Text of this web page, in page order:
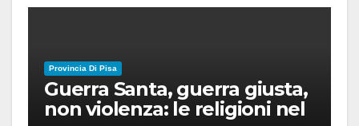
Provincia Di Pisa
Guerra Santa, guerra giusta,
non violenza: le religioni nel